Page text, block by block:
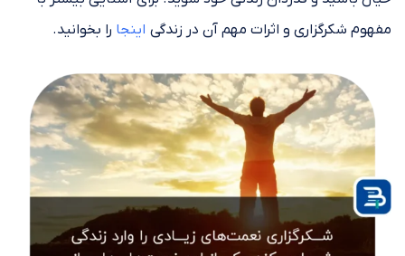
مفهوم شکرگزاری و اثرات مهم آن در زندگی اینجا را بخوانید.